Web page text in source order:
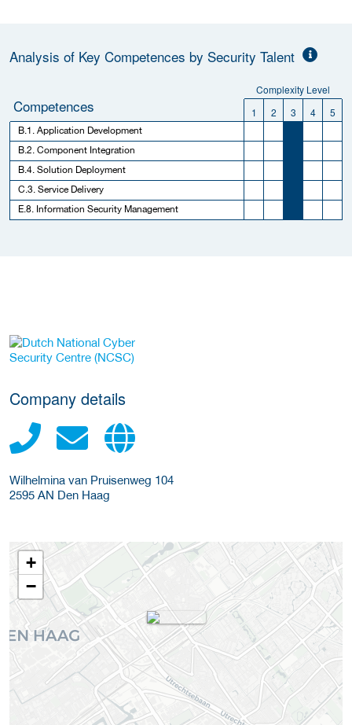
Analysis of Key Competences by Security Talent
Complexity Level
Competences 1 2 3 4 5
B.1. Application Development
B.2. Component Integration
B.4. Solution Deployment
C.3. Service Delivery
E.8. Information Security Management
More Employer Details
Company details
Wilhelmina van Pruisenweg 104
2595 AN Den Haag
+
−